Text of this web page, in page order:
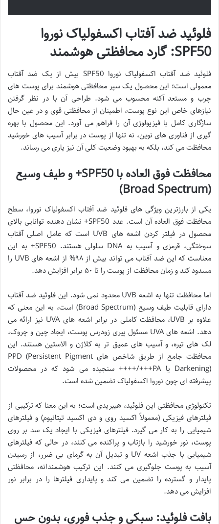
فلوئید ضد آفتاب اکسفولیاک نوروا
SPF50: گارد محافظتی هوشمند
فلوئید ضد آفتاب اکسفولیاک نوروا SPF50 بیش از یک ضد آفتاب
معمولی است؛ این محصول یک سپر محافظتی هوشمند برای پوست های
چرب و مستعد آکنه محسوب می شود. طراحی آن با در نظر گرفتن
نیازهای خاص این نوع پوست، اطمینان از محافظتی قوی و در عین حال
سازگاری کامل با فیزیولوژی آن را فراهم می آورد. این محصول با بهره
گیری از فناوری های نوین، نه تنها از پوست در برابر آسیب های خورشید
محافظت می کند، بلکه به بهبود وضعیت کلی آن نیز یاری می رساند.
محافظت فوق العاده با SPF50+ و طیف وسیع
(Broad Spectrum)
یکی از بارزترین ویژگی های فلوئید ضد آفتاب اکسفولیاک نوروا، سطح
محافظت فوق العاده آن است. عدد SPF50+ نشان دهنده توانایی بالای
محصول در فیلتر کردن اشعه های UVB است که عامل اصلی آفتاب
سوختگی، قرمزی و آسیب به DNA سلولی هستند. SPF50+ به این
معناست که این ضد آفتاب می تواند بیش از ۹۸% از اشعه های UVB را
مسدود کند و زمان محافظت از پوست را تا ۵۰ برابر افزایش دهد.
اما محافظت تنها به اشعه UVB محدود نمی شود. این فلوئید ضد آفتاب
دارای قابلیت طیف وسیع (Broad Spectrum) است، به این معنی که
علاوه بر UVB، محافظت کاملی در برابر اشعه های UVA نیز ارائه می
دهد. اشعه های UVA مسئول پیری زودرس پوست، ایجاد چین و چروک،
لک های تیره، و آسیب های عمیق تر به کلاژن و الاستین هستند. این
محافظت جامع از طریق شاخص های PPD (Persistent Pigment
Darkening) یا PA+++/++++ سنجیده می شود که در محصولات
پیشرفته ای چون نوروا اکسفولیاک تضمین شده است.
تکنولوژی محافظتی این فلوئید، هیبریدی است؛ به این معنا که ترکیبی از
فیلترهای فیزیکی (معمولاً اکسید روی و دی اکسید تیتانیوم) و فیلترهای
شیمیایی را به کار می گیرد. فیلترهای فیزیکی با ایجاد یک سد بر روی
پوست، نور خورشید را بازتاب و پراکنده می کنند، در حالی که فیلترهای
شیمیایی با جذب اشعه UV و تبدیل آن به گرمای بی ضرر، از رسیدن
آسیب به پوست جلوگیری می کنند. این ترکیب هوشمندانه، محافظتی
پایدار و گسترده را تضمین می کند و پایداری فیلترها را در برابر نور
افزایش می دهد.
بافت فلوئید: سبکی و جذب فوری، بدون حس